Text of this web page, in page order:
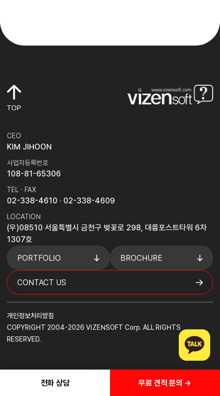
TOP
CEO
KIM JIHOON
사업자등록번호
108-81-65306
TEL · FAX
02-338-4610 · 02-338-4609
LOCATION
(우)08510 서울특별시 금천구 벚꽃로 298, 대륭포스트타워 6차
1307호
PORTFOLIO
BROCHURE
CONTACT US
개인정보처리방침
COPYRIGHT 2004-2026 VIZENSOFT Corp. ALL RIGHTS
RESERVED.
전화 상담 무료 견적 문의 →